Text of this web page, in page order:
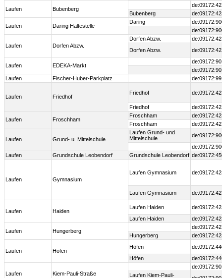
Laufen Bubenberg
Bubenberg
Laufen Daring Haltestelle
Daring
Laufen Dorfen Abzw.
Dorfen Abzw.
Dorfen Abzw.
Laufen EDEKA-Markt
Laufen
Fischer-Huber-Parkplatz
Laufen Friedhof
Friedhof
Friedhof
Laufen Froschham
Froschham
Froschham
Laufen Grund- u. Mittelschule
Laufen Grund- und
Mittelschule
Laufen
Grundschule Leobendorf Grundschule Leobendorf
Laufen Gymnasium
Laufen Gymnasium
Laufen Gymnasium
Laufen Haiden
Laufen Haiden
Laufen Haiden
Laufen Hungerberg
Hungerberg
Laufen Höfen
Höfen
Höfen
Laufen Kiem-Pauli-Straße
Laufen Kiem-Pauli-